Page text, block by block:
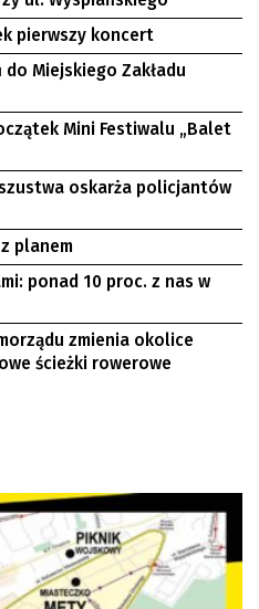
pierwszy koncert
Miejskiego Zakładu
Mini Festiwalu „Balet
oskarża policjantów
planem
ponad 10 proc. z nas w
zmienia okolice
ścieżki rowerowe